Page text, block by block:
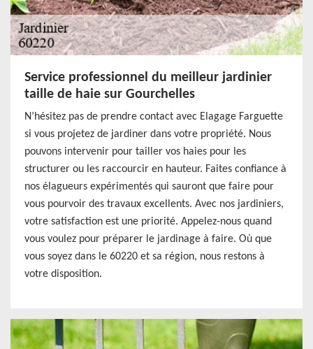
Service professionnel du meilleur jardinier
taille de haie sur Gourchelles
N’hésitez pas de prendre contact avec Elagage Farguette
si vous projetez de jardiner dans votre propriété. Nous
pouvons intervenir pour tailler vos haies pour les
structurer ou les raccourcir en hauteur. Faites confiance à
nos élagueurs expérimentés qui sauront que faire pour
vous pourvoir des travaux excellents. Avec nos jardiniers,
votre satisfaction est une priorité. Appelez-nous quand
vous voulez pour préparer le jardinage à faire. Où que
vous soyez dans le 60220 et sa région, nous restons à
votre disposition.